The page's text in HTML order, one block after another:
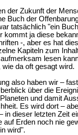
der Zukunft der
Buch der
tatsächlich "ein
kommt ja diese
-, aber es hat
Kapiteln zum
lesen
da oft gesagt wird.
also haben wir –
über die
und damit
Es wird dort –
in dieser letzten Zeit
auf Erden noch nie
wird".